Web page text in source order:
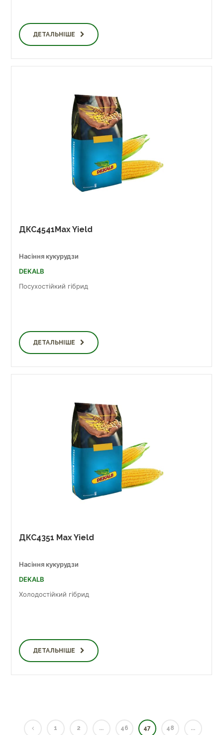
ДЕТАЛЬНІШЕ
ДКС4541Max Yield
Насіння кукурудзи
DEKALB
Посухостійкий гібрид
ДЕТАЛЬНІШЕ
ДКС4351 Max Yield
Насіння кукурудзи
DEKALB
Холодостійкий гібрид
ДЕТАЛЬНІШЕ
1 2 ... 46 47 48 ...